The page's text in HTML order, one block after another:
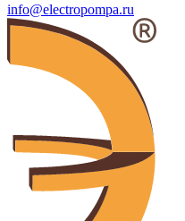
info@electropompa.ru